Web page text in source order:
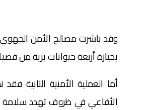
وقد باشرت مصالح الأمن
بحيازة أربعة حيوانات برية من